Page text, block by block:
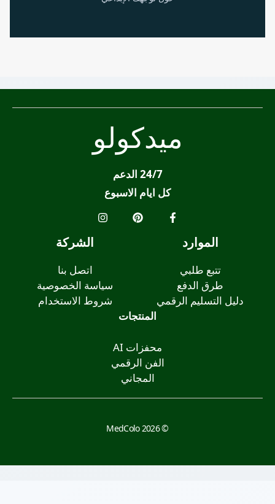
ميدكولو
24/7 الدعم
كل ايام الاسبوع
الموارد
تتبع طلبي
طرق الدفع
دليل التسليم الرقمي
الشركة
اتصل بنا
سياسة الخصوصية
شروط الاستخدام
المنتجات
محفزات AI
الفن الرقمي
المجاني
© 2026 MedColo